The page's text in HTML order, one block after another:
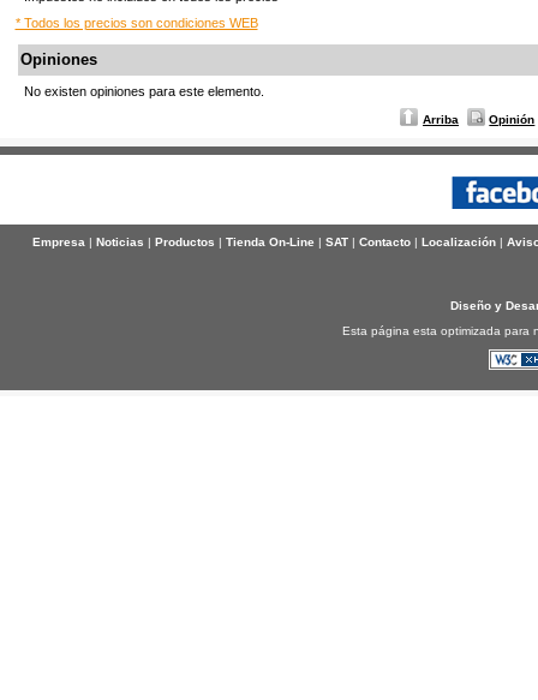
* Todos los precios son condiciones WEB
Opiniones
No existen opiniones para este elemento.
Arriba Opinión
Empresa| Noticias | Productos | Tienda On-Line | SAT| Contacto| Localización|
Diseño y
Esta página esta optimizada para